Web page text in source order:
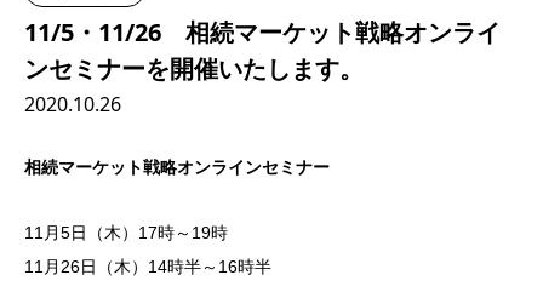
11/5・11/26 相続マーケット戦略オンライ
ンセミナーを開催いたします。
2020.10.26
相続マーケット戦略オンラインセミナー
11月5日（木）17時～19時
11月26日（木）14時半～16時半